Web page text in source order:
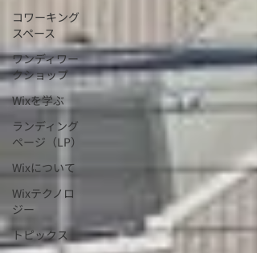
コワーキング
スペース
ワンディワー
クショップ
Wixを学ぶ
ランディング
ページ（LP）
Wixについて
Wixテクノロ
ジー
トピックス